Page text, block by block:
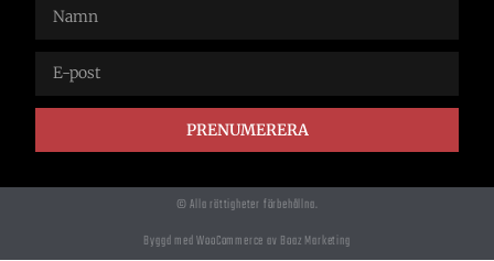
PRENUMERERA
© Alla rättigheter förbehållna.
Byggd med WooCommerce av Boaz Marketing